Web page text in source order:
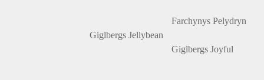
Giglbergs Jellybean
Farchynys Pelydryn
Giglbergs Joyful